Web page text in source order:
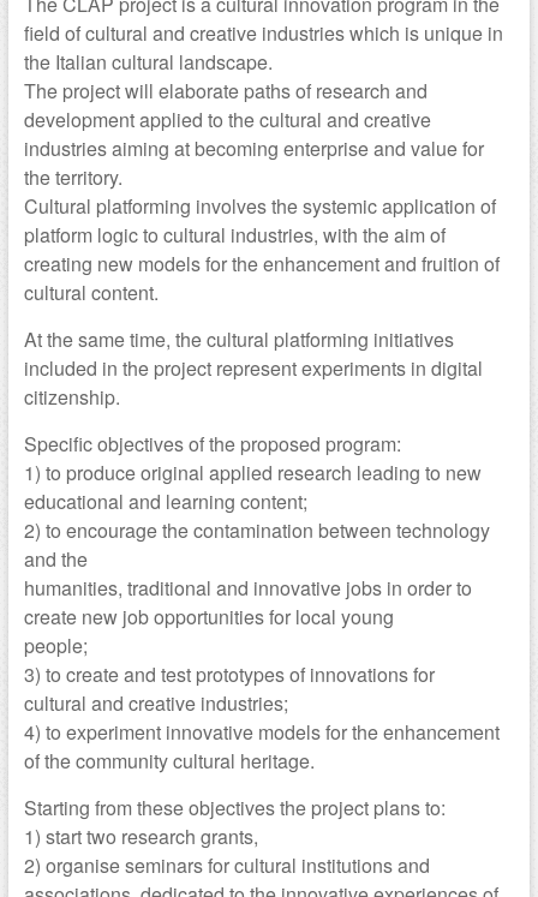
field of cultural and creative industries which is unique in
the Italian cultural landscape.
The project will elaborate paths of research and
development applied to the cultural and creative
industries aiming at becoming enterprise and value for
the territory.
Cultural platforming involves the systemic application of
platform logic to cultural industries, with the aim of
creating new models for the enhancement and fruition of
cultural content.
At the same time, the cultural platforming initiatives
included in the project represent experiments in digital
citizenship.
Specific objectives of the proposed program:
1) to produce original applied research leading to new
educational and learning content;
2) to encourage the contamination between technology
and the
humanities, traditional and innovative jobs in order to
create new job opportunities for local young
people;
3) to create and test prototypes of innovations for
cultural and creative industries;
4) to experiment innovative models for the enhancement
of the community cultural heritage.
Starting from these objectives the project plans to:
1) start two research grants,
2) organise seminars for cultural institutions and